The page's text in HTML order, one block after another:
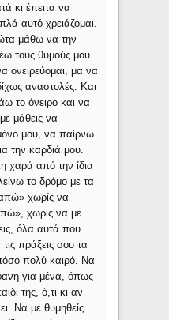
κι έπειτα να
αυτό χρειάζομαι.
μάθω να την
τους θυμούς μου
ονειρεύομαι, μα να
αναστολές. Και
το όνειρο και να
μάθεις να
μου, να παίρνω
την καρδιά μου.
χαρά από την ίδια
το δρόμο με τα
χωρίς να
χωρίς να με
όλα αυτά που
πράξεις σου τα
πολύ καιρό. Να
για μένα, όπως
της, ό,τι κι αν
Να με θυμηθείς.